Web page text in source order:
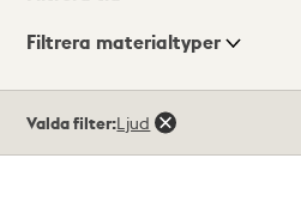
Visningsläge
Filtrera materialtyper
träffar
Valda filter:Ljud